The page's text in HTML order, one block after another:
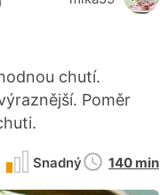
chutí.
Poměr
Snadný
Doba
140 min